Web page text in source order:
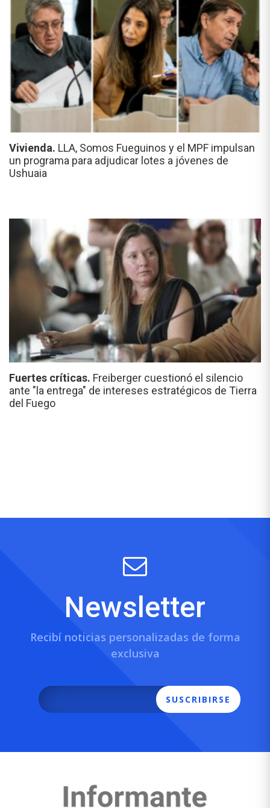
Vivienda. LLA, Somos Fueguinos y el MPF impulsan
un programa para adjudicar lotes a jóvenes de
Ushuaia
Fuertes críticas. Freiberger cuestionó el silencio
ante "la entrega" de intereses estratégicos de Tierra
del Fuego
Newsletter
Recibí noticias personalizadas de forma
exclusiva
SUSCRIBIRSE